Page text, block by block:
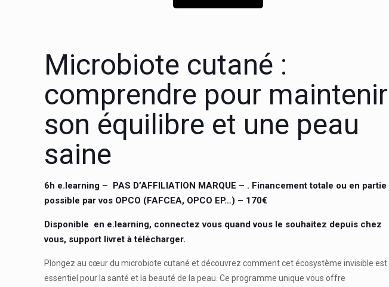
Microbiote cutané :
comprendre pour maintenir
son équilibre et une peau
saine
6h e.learning – PAS D’AFFILIATION MARQUE – . Financement totale ou en partie
possible par vos OPCO (FAFCEA, OPCO EP…) – 170€
Disponible en e.learning, connectez vous quand vous le souhaitez depuis chez
vous, support livret à télécharger.
Plongez au cœur du microbiote cutané et découvrez comment cet écosystème invisible est
essentiel pour la santé et la beauté de la peau. Ce programme unique vous offre